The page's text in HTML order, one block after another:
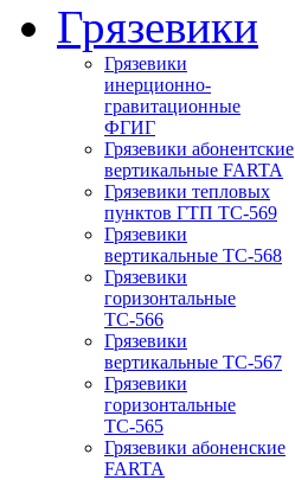
Грязевики
Грязевики
инерционно-
гравитационные
ФГИГ
Грязевики абонентские
вертикальные FARTA
Грязевики тепловых
пунктов ГТП ТС-569
Грязевики
вертикальные ТС-568
Грязевики
горизонтальные
ТС-566
Грязевики
вертикальные ТС-567
Грязевики
горизонтальные
ТС-565
Грязевики абоненские
FARTA